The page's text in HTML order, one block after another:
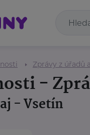
Zprávy z úřadů
-
- Vsetín